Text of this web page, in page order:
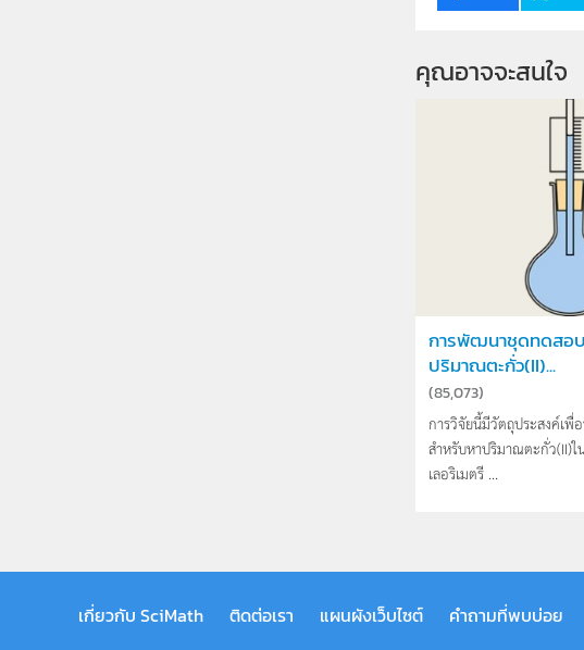
คุณอาจจะสนใจ
การพัฒนาชุดทดสอ
ปริมาณตะกั่ว(II)...
(85,073)
การวิจัยนี้มีวัตถุประสงค์เ
สำหรับหาปริมาณตะกั่ว(II)ใ
เลอริเมตรี ...
เกี่ยวกับ SciMath ติดต่อเรา แผนผังเว็บไซต์ คำถามที่พบบ่อย